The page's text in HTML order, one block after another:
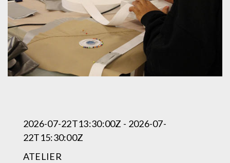
2026-07-22T13:30:00Z - 2026-07-
22T15:30:00Z
ATELIER